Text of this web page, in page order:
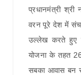
प्रधानमंत्री श्री
वरन पूरे देश में
उल्लेख करते हुए
योजना के तहत
सबका आवास बन